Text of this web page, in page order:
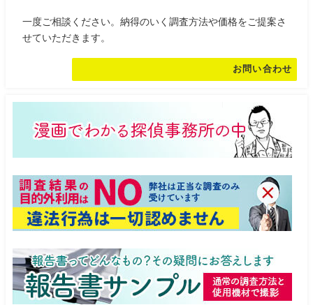
一度ご相談ください。納得のいく調査方法や価格をご提案さ
せていただきます。
お問い合わせ